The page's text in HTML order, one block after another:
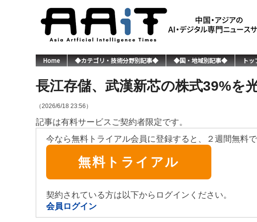
Home ◆カテゴリ・技術分野別記事◆ ◆国・地域別記事◆ トッ
長江存儲、武漢新芯の株式39%を
（2026/6/18 23:56）
記事は有料サービスご契約者限定です。
今なら無料トライアル会員に登録すると、２週間無料で
無料トライアル
契約されている方は以下からログインください。
会員ログイン